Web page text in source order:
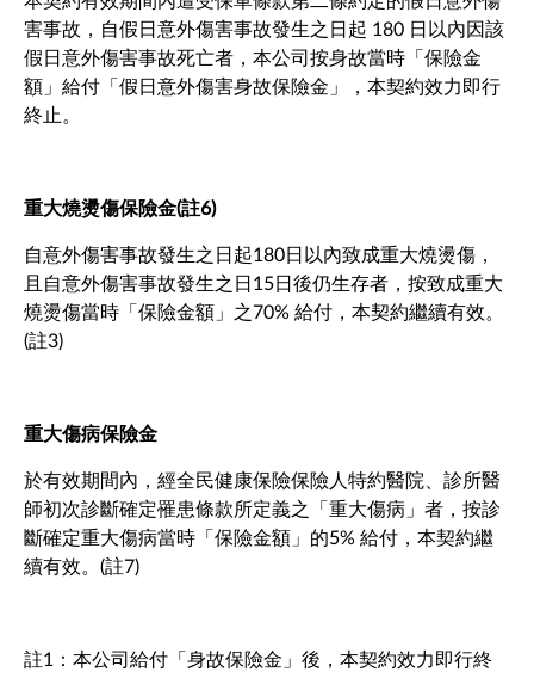
害事故，自假日意外傷害事故發生之日起 180 日以內因該
假日意外傷害事故死亡者，本公司按身故當時「保險金
額」給付「假日意外傷害身故保險金」，本契約效力即行
終止。
重大燒燙傷保險金(註6)
自意外傷害事故發生之日起180日以內致成重大燒燙傷，
且自意外傷害事故發生之日15日後仍生存者，按致成重大
燒燙傷當時「保險金額」之70% 給付，本契約繼續有效。
(註3)
重大傷病保險金
於有效期間內，經全民健康保險保險人特約醫院、診所醫
師初次診斷確定罹患條款所定義之「重大傷病」者，按診
斷確定重大傷病當時「保險金額」的5% 給付，本契約繼
續有效。(註7)
註1：本公司給付「身故保險金」後，本契約效力即行終